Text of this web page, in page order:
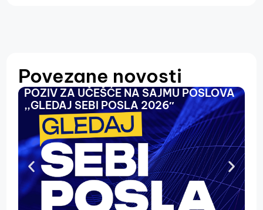
Povezane novosti
POZIV ZA UČEŠĆE NA SAJMU POSLOVA
,,GLEDAJ SEBI POSLA 2026″